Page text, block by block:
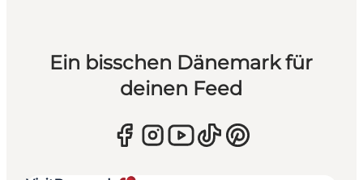
Ein bisschen Dänemark für
deinen Feed